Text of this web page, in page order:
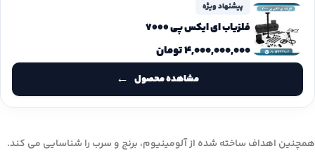
پیشنهاد ویژه
فلزیاب ای ایکس پی 7000
۴,۰۰۰,۰۰۰,۰۰۰تومان
مشاهده محصول
همچنین اهداف ساخته شده از آلومینیوم، برنج و سرب را شناسایی می کند.